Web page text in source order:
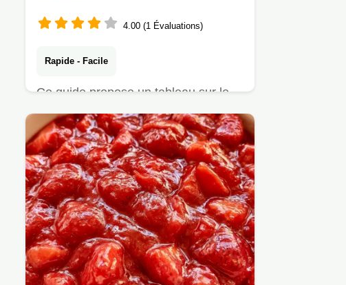
4.00 (1 Évaluations)
Rapide - Facile
Ce guide propose un tableau sur le
rôle des ingrédients et leurs
substituts.